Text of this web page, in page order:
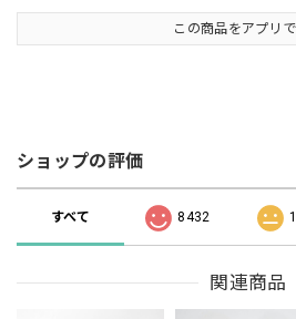
この商品をアプリ
ショップの評価
すべて 8432
関連商品